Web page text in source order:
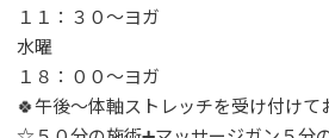
１１：３０～ヨガ
水曜
１８：００～ヨガ
🍀午後～体軸ストレッチを受け付けて